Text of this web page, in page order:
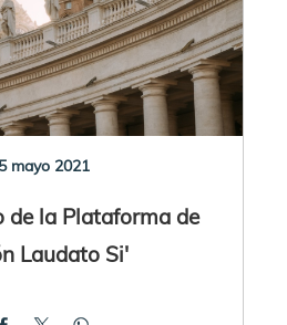
mayo 2021
de la Plataforma de
Laudato Si'